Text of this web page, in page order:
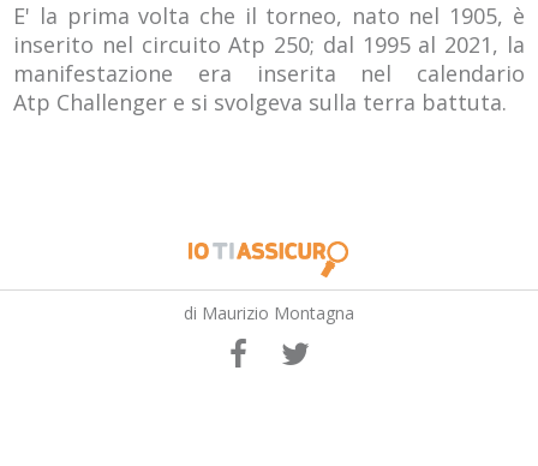
E' la prima volta che il torneo, nato nel 1905, è
inserito nel circuito Atp 250; dal 1995 al 2021, la
manifestazione era inserita nel calendario
Atp Challenger e si svolgeva sulla terra battuta.
di Maurizio Montagna